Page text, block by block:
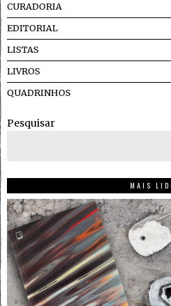
CURADORIA
EDITORIAL
LISTAS
LIVROS
QUADRINHOS
Pesquisar
MAIS